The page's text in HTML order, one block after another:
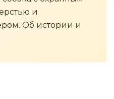
и
Об истории и